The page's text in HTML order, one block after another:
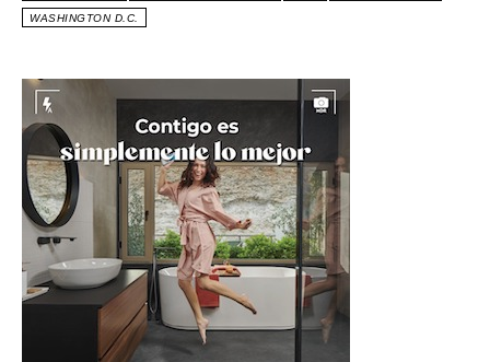
WASHINGTON D.C.